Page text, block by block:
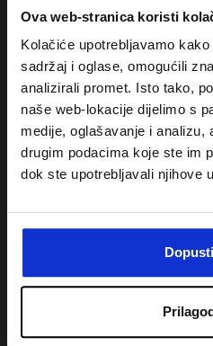
Ova web-stranica koristi
Kolačiće upotrebljavamo
sadržaj i oglase, omogućili
analizirali promet. Isto tako,
naše web-lokacije dijelimo s
medije, oglašavanje i analizu,
drugim podacima koje ste im
dok ste upotrebljavali njihove